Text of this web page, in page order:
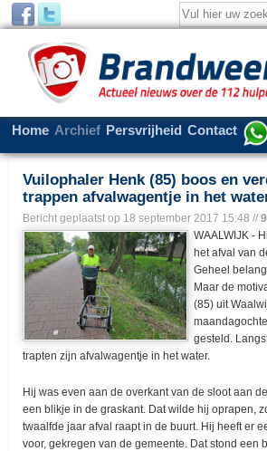
Home Archief Persvrijheid Contact
Vuilophaler Henk (85) boos en
trappen afvalwagentje in het
Bericht geplaatst op 18 september 2017 15:48 //
WAALWIJK -
het afval van
Geheel
Maar de
(85) uit
gesteld.
trapten zijn afvalwagentje in het water.
Hij was even aan de overkant van de sloot aan
een blikje in de graskant. Dat wilde hij oprapen,
twaalfde jaar afval raapt in de buurt. Hij heeft er
voor, gekregen van de gemeente. Dat stond een